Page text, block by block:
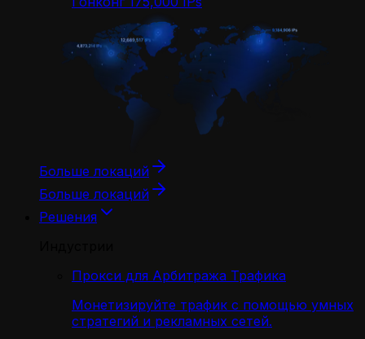
Больше локаций
Больше локаций
Решения
Прокси для Арбитража Трафика
Монетизируйте трафик с помощью умных
стратегий и рекламных сетей.